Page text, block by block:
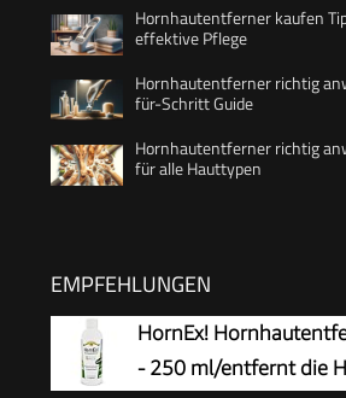
Hornhautentferner kaufen
effektive Pflege
Hornhautentferner richtig
für-Schritt Guide
Hornhautentferner richtig
für alle Hauttypen
EMPFEHLUNGEN
HornEx!
- 250 ml/entfernt die